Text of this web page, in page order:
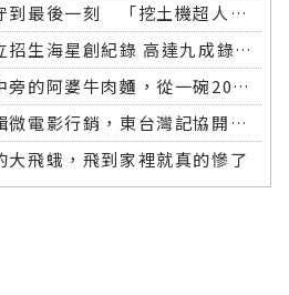
災後堅守到最後一刻 「挖土機超人」因感染離世
大學獨立招生海星創紀錄 高達九成錄取國立大學 東華大學錄取21人 歷年最多
花蓮女中旁的阿婆牛肉麵，從一碗20元的牛肉湯開始到40年不變的人情味
手機剪輯微電影行銷，東台灣記協開班授課獲好評
大飛蛾，飛到家裡就真的慘了